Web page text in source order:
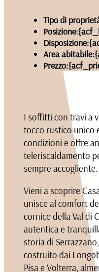
Tipo di
Posizione:
Disposizione:
Area abitabile:
Prezzo:
I soffitti con travi a
tocco rustico unico
condizioni e offre
teleriscaldamento
sempre accogliente.
Vieni a scoprire
unisce al comfort
cornice della Val di
autentica e
storia di
costruito dai
Pisa e Volterra,